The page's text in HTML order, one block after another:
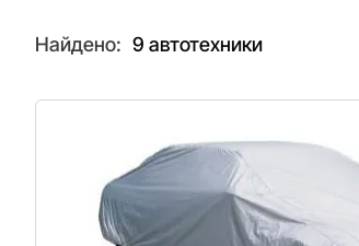
Найдено: 9 автотехники